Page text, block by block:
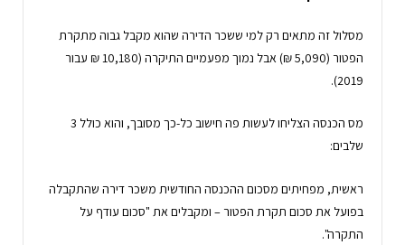
מסלול זה מתאים רק למי ששכר הדירה שהוא מקבל גבוה מתקרת
הפטור (5,090 ₪) אבל נמוך מפעמיים התיקרה (10,180 ₪ עבור
2019).
מס הכנסה הצליחו לעשות פה חישוב כל-כך מסובך, והוא כולל 3
שלבים:
ראשית, מפחיתים מסכום ההכנסה החודשית משכר דירה שהתקבלה
בפועל את סכום תקרת הפטור – ומקבלים את "סכום עודף על
התקרה".